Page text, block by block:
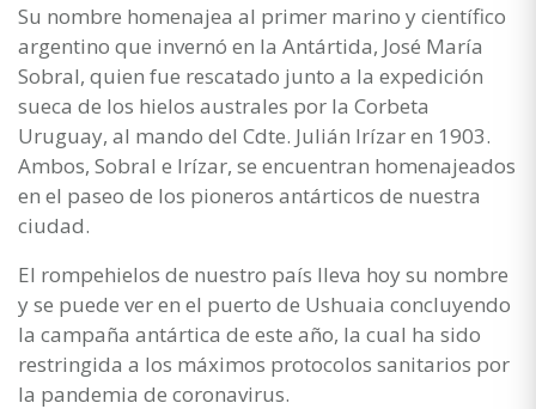
Su nombre homenajea al primer marino y científico
argentino que invernó en la Antártida, José María
Sobral, quien fue rescatado junto a la expedición
sueca de los hielos australes por la Corbeta
Uruguay, al mando del Cdte. Julián Irízar en 1903.
Ambos, Sobral e Irízar, se encuentran homenajeados
en el paseo de los pioneros antárticos de nuestra
ciudad.
El rompehielos de nuestro país lleva hoy su nombre
y se puede ver en el puerto de Ushuaia concluyendo
la campaña antártica de este año, la cual ha sido
restringida a los máximos protocolos sanitarios por
la pandemia de coronavirus.